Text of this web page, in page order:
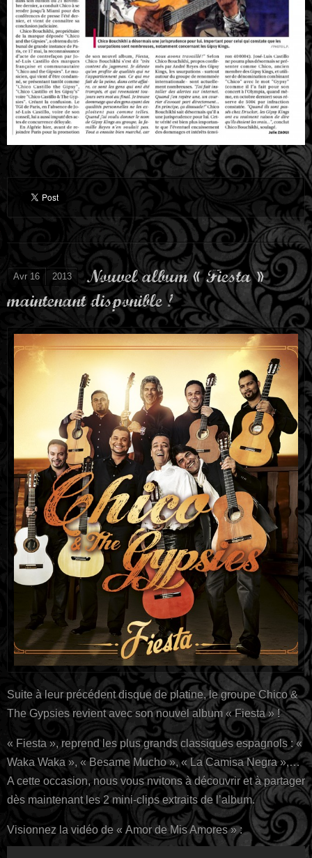
Avr 16 2013
Nouvel album « Fiesta »
maintenant disponible !
Suite à leur précédent disque de platine, le groupe Chico &
The Gypsies revient avec son nouvel album « Fiesta » !
« Fiesta », reprend les plus grands classiques espagnols : «
Waka Waka », « Besame Mucho », « La Camisa Negra »,…
A cette occasion, nous vous nvitons à découvrir et à partager
dès maintenant les 2 mini-clips extraits de l’album.
Visionnez la vidéo de « Amor de Mis Amores » :